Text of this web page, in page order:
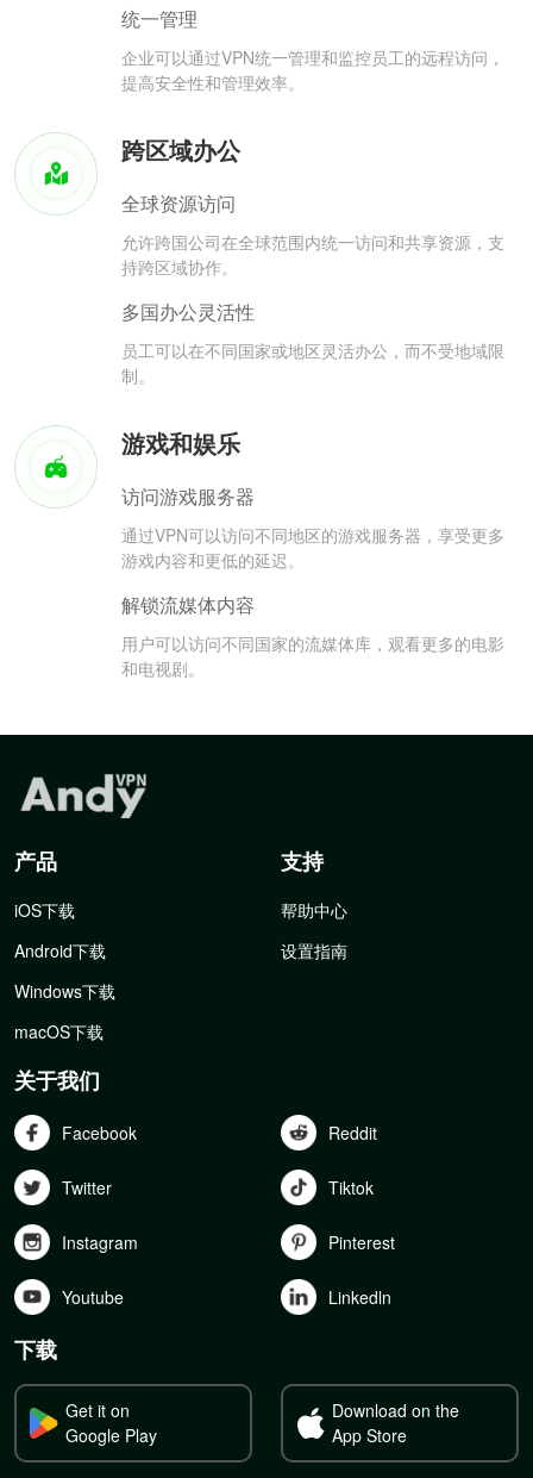
统一管理
企业可以通过VPN统一管理和监控员工的远程访问，
提高安全性和管理效率。
跨区域办公
全球资源访问
允许跨国公司在全球范围内统一访问和共享资源，支
持跨区域协作。
多国办公灵活性
员工可以在不同国家或地区灵活办公，而不受地域限
制。
游戏和娱乐
访问游戏服务器
通过VPN可以访问不同地区的游戏服务器，享受更多
游戏内容和更低的延迟。
解锁流媒体内容
用户可以访问不同国家的流媒体库，观看更多的电影
和电视剧。
产品
iOS下载
Android下载
Windows下载
macOS下载
支持
帮助中心
设置指南
关于我们
Facebook Reddit
Twitter Tiktok
Instagram Pinterest
Youtube Linkedln
下载
Get it on
Google Play
Download on the
App Store